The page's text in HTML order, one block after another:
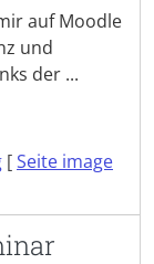
auf Moodle
und
der ...
[Seite image